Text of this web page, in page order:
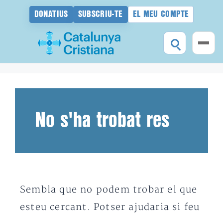
DONATIUS SUBSCRIU-TE EL MEU COMPTE
No s'ha trobat res
Sembla que no podem trobar el que
esteu cercant. Potser ajudaria si feu